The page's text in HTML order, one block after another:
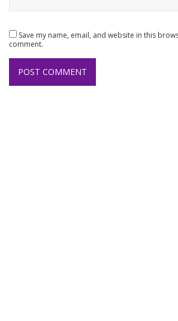
Save my name, email, and website in this
comment.